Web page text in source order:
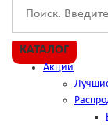
КАТАЛОГ
Акции